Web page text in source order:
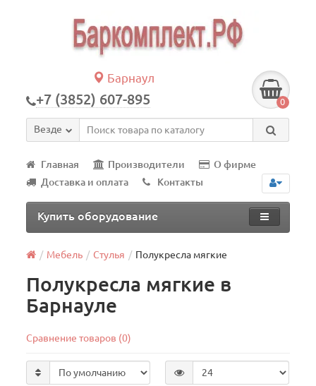
Барнаул
+7 (3852) 607-895 0
Везде
Главная Производители
О фирме
Доставка и оплата
Контакты
Купить оборудование
Мебель Стулья Полукресла мягкие
Полукресла мягкие в
Барнауле
Сравнение товаров (0)